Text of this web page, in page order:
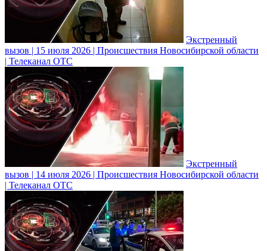
Экстренный
вызов | 15 июля 2026 | Происшествия Новосибирской области
| Телеканал ОТС
Экстренный
вызов | 14 июля 2026 | Происшествия Новосибирской области
| Телеканал ОТС